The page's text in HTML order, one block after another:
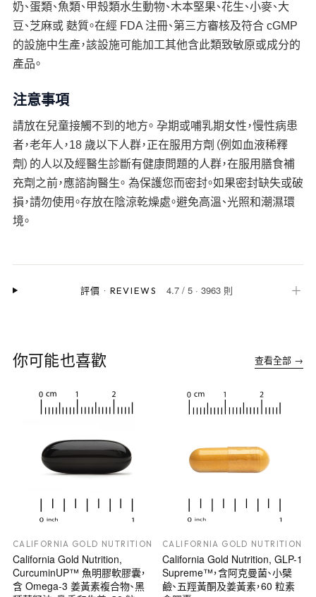
奶、蛋類、魚類、甲殼類水生動物、木本堅果、花生、小麥、大
豆、芝麻或 麩質。在經 FDA 注冊、第三方審核及符合 cGMP
的設施中生產，該設施可能加工其他含此類致敏原或成分的
產品。
注意事項
請放在兒童接觸不到的地方。 孕期或哺乳期女性，慢性病患
者，老年人，18 歲以下人群，正在服用方劑（例如血液稀釋
劑）的人以及經醫生診斷有健康問題的人群，在服用膳食補
充劑之前，應諮詢醫生。 為保護您而密封。如果密封缺失或破
損，請勿使用。存放在陰涼乾燥處。避免高溫、光照和潮濕環
境。
評價 · REVIEWS 4.7 /5 ·3963 則 ＋
你可能也喜歡 查看全部 →
CALIFORNIA GOLD NUTRITION
California Gold Nutrition,
CurcuminUP™ 魚明膠軟膠囊，
含 Omega-3 姜黃素複合物、黑
CALIFORNIA GOLD NUTRITION
California Gold Nutrition, GLP-1
Supreme™，含阿克曼菌、小檗
鹼、五羥黃酮及姜黃素，60 粒素